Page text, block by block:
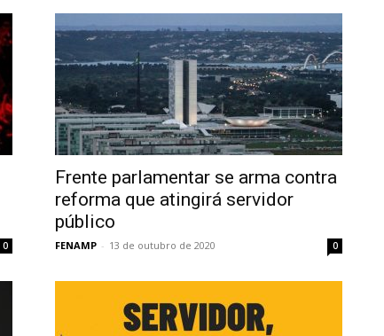
0
Frente parlamentar se arma contra
reforma que atingirá servidor
público
FENAMP - 13 de outubro de 2020 0